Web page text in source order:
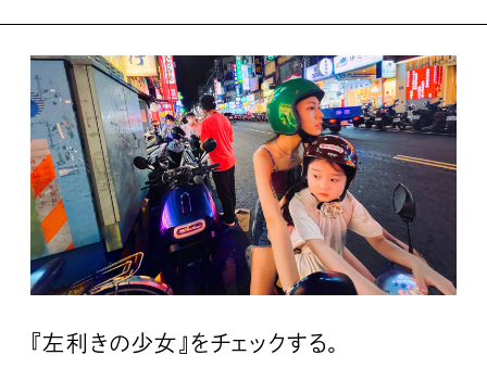
『左利きの少女』をチェックする。